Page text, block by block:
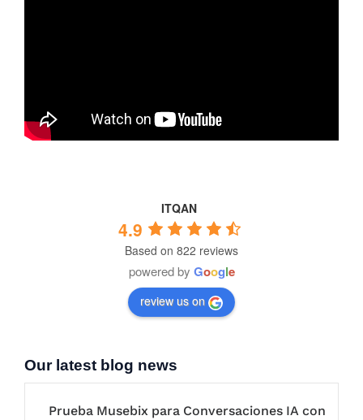
ITQAN
4.9
Based on 822 reviews
powered by Google
review us on
Our latest blog news
Prueba Musebix para Conversaciones IA con